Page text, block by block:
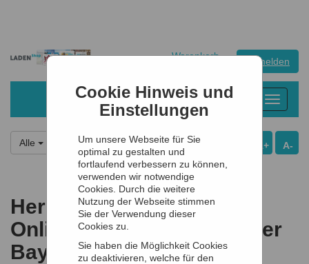
Cookie Hinweis und
Einstellungen
Um unsere Webseite für Sie
optimal zu gestalten und
fortlaufend verbessern zu können,
verwenden wir notwendige
Cookies. Durch die weitere
Nutzung der Webseite stimmen
Sie der Verwendung dieser
Cookies zu.
Sie haben die Möglichkeit Cookies
zu deaktivieren, welche für den
Warenkorb
Anmelden
Toggle
Alle A-
A+
Herzlich willkommen im
Onlineshop des
Hauses der
Bayerischen Geschichte